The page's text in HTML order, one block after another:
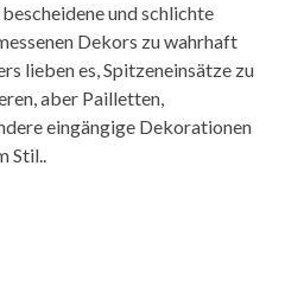
und schlichte
Dekors zu wahrhaft
lieben es, Spitzeneinsätze zu
aber Pailletten,
eingängige Dekorationen
Stil..